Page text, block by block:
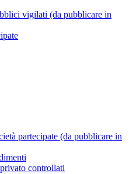
vigilati (da pubblicare in
partecipate (da pubblicare in
controllati